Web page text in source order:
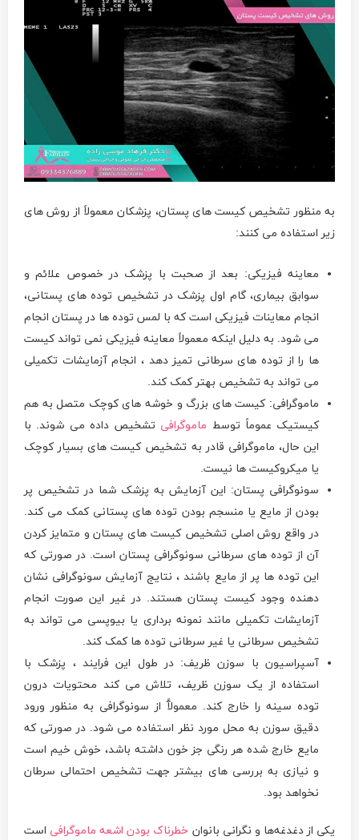
به منظور تشخیص کیست های پستان، پزشکان معمولاً از روش های
زیر استفاده می کنند:
معاینه فیزیکی: بعد از صحبت با پزشک در خصوص علائم و
سوابق بیماری، گام اول پزشک در تشخیص توده های پستانی،
انجام معاینات فیزیکی است که با لمس توده ها در پستان انجام
می شود. به دلیل اینکه معمولاً معاینه فیزیکی نمی تواند کیست
ها را از توده های سرطانی تمیز دهد ، انجام آزمایشات تکمیلی
می تواند به تشخیص بهتر کمک کند.
ماموگرافی: کیست های بزرگ و خوشه های کوچک متصل به هم
کیستیک عموماً توسط ماموگرافی تشخیص داده می شوند. با
این حال، ماموگرافی قادر به تشخیص کیست های بسیار کوچک
یا میکروکیست ها نیست.
سونوگرافی پستان: این آزمایش به پزشک شما در تشخیص پر
بودن از مایع یا منسجم بودن توده های پستانی کمک می کند.
در واقع روش اصلی تشخیص کیست های پستان و متمایز کردن
آن از توده های سرطانی سونوگرافی پستان است. در صورتی که
این توده ها پر از مایع باشند ، نتایج آزمایش سونوگرافی نشان
دهنده وجود کیست پستان هستند. در غیر این صورت انجام
آزمایشات تکمیلی مانند نمونه برداری یا بیوپسی می تواند به
تشخیص سرطانی یا غیر سرطانی توده ها کمک کند.
آسپراسیون با سوزن ظریف: در طول این فرایند ، پزشک با
استفاده از یک سوزن ظریف، تلاش می کند محتویات درون
توده سینه را خارج کند. معمولآً از سونوگرافی به منظور ورود
دقیق سوزن به محل مورد نظر استفاده می شود. در صورتی که
مایع خارج شده هر رنگی جز خون داشته باشد، خوش خیم است
و نیازی به بررسی های بیشتر جهت تشخیص احتمالی سرطان
نخواهد بود.
یکی از دغدغه‌ها و نگرانی بانوان خطرناک بودن اشعه ماموگرافی است